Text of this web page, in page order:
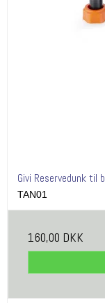
Givi Reservedunk til
TAN01
160,00 DKK